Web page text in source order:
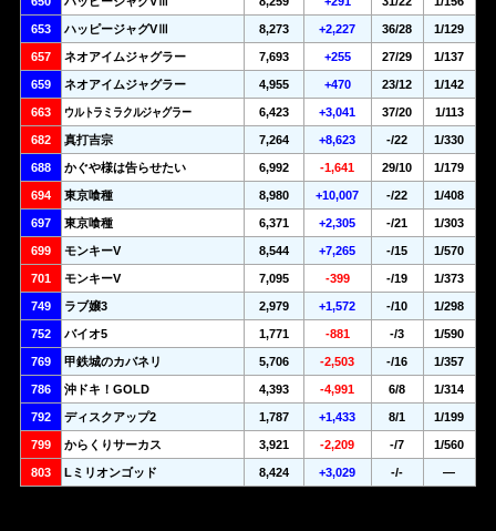
653 ハッピージャグVⅢ 8,273 +2,227 36/28 1/129
657 ネオアイムジャグラー 7,693 +255 27/29 1/137
659 ネオアイムジャグラー 4,955 +470 23/12 1/142
663 ウルトラミラクルジャグラー 6,423 +3,041 37/20 1/113
682 真打吉宗 7,264 +8,623 -/22 1/330
688 かぐや様は告らせたい 6,992 -1,641 29/10 1/179
694 東京喰種 8,980 +10,007 -/22 1/408
697 東京喰種 6,371 +2,305 -/21 1/303
699 モンキーV 8,544 +7,265 -/15 1/570
701 モンキーV 7,095 -399 -/19 1/373
749 ラブ嬢3 2,979 +1,572 -/10 1/298
752 バイオ5 1,771 -881 -/3 1/590
769 甲鉄城のカバネリ 5,706 -2,503 -/16 1/357
786 沖ドキ！GOLD 4,393 -4,991 6/8 1/314
792 ディスクアップ2 1,787 +1,433 8/1 1/199
799 からくりサーカス 3,921 -2,209 -/7 1/560
803 Lミリオンゴッド 8,424 +3,029 -/- —